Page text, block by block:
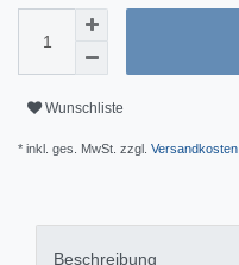
Wunschliste
* inkl. ges. MwSt. zzgl. Versandkosten
Beschreibung